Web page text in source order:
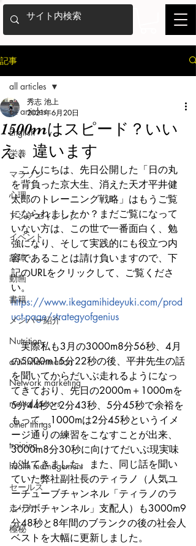
記事
all articles
English
栄養
マラソン
心理
アンチエイジング
イベント
故障
動画
書籍
メンバー紹介
Nutrition
anti-inflammation
Network marketing
mental factors
other things
training
health mamagement
セールス
走り方
極秘
all articles
1500mはスピード？いい
え、違います
秀志 池上
2021年6月20日
こんにちは、先日公開した「日の丸
を背負った京大生、消えた天才平井健
太郎のトレーニング戦略」はもうご覧
になられましたか？まだご覧になって
いない方は、この世で一番面白く、勉
強になり、そして実践的にも役立つ内
容であることは請け負いますので、下
記のURLをクリックして、ご覧くださ
い。
https://www.ikegamihideyuki.com/prod
uct-page/strategyofgenius
実際私も3月の3000m8分56秒、4月
の5000m15分22秒の後、平井先生の話
を聞いてからだいぶ走れるようになっ
てきており、先日の2000m＋1000mを
5分44秒と2分43秒、5分45秒で余裕を
もって、1000mは2分45秒というイメ
ージ通りの練習をこなすことが出来、
3000m8分30秒に向けてだいぶ現実味
が出てきました。また、同じ話を聞い
ていた弊社副社長のティラノ（人気ユ
ーチューブチャンネル「ティラノのラ
ンラボチャンネル」支配人）も3000m9
分48秒と8年間のブランクの後の社会人
ベストを大幅に更新しました。